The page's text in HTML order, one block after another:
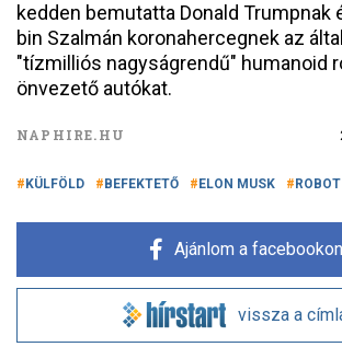
kedden bemutatta Donald Trumpnak
bin Szalmán koronahercegnek az
"tízmilliós nagyságrendű" humanoid
önvezető autókat.
NAPHIRE.HU
KÜLFÖLD BEFEKTETŐ ELON MUSK ROBOT
Ajánlom a facebookon
vissza a